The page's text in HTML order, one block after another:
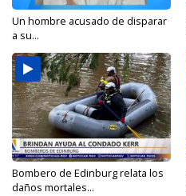
Un hombre acusado de disparar
a su...
Bombero de Edinburg relata los
daños mortales...